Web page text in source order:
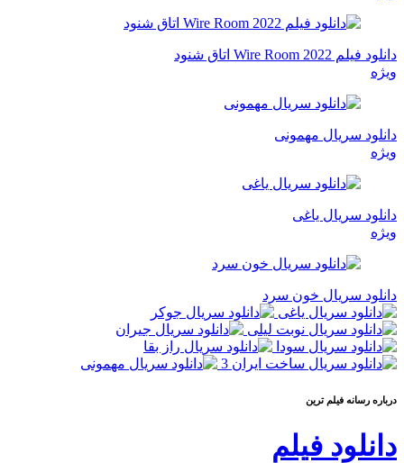
دانلود فیلم Wire Room 2022 اتاق شنود
ویژه
دانلود سریال مهمونی
ویژه
دانلود سریال یاغی
ویژه
دانلود سریال خون سرد
درباره رسانه فیلم ترین
دانلود فیلم